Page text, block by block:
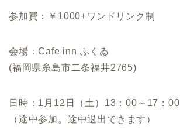
参加費：￥1000+ワンドリンク制
会場：Cafe inn ふくゐ
(福岡県糸島市二条福井2765)
日時：1月12日（土）13：00～17：00
（途中参加。途中退出できます）